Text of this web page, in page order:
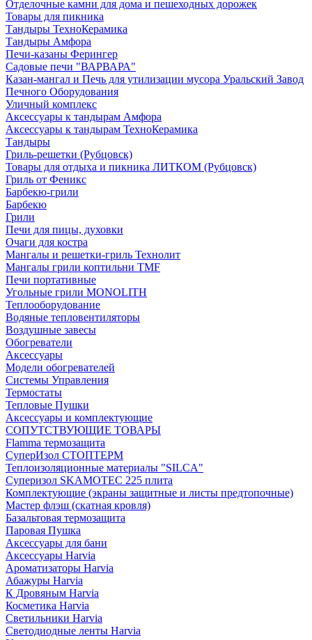
Отделочные камни для дома и пешеходных дорожек
Товары для пикника
Тандыры ТехноКерамика
Тандыры Амфора
Печи-казаны Ферингер
Садовые печи "ВАРВАРА"
Казан-мангал и Печь для утилизации мусора Уральский Завод
Печного Оборудования
Уличный комплекс
Аксессуары к тандырам Амфора
Аксессуары к тандырам ТехноКерамика
Тандыры
Гриль-решетки (Рубцовск)
Товары для отдыха и пикника ЛИТКОМ (Рубцовск)
Гриль от Феникс
Барбекю-грили
Барбекю
Грили
Печи для пицы, духовки
Очаги для костра
Мангалы и решетки-гриль Технолит
Мангалы грили коптильни TMF
Печи портативные
Угольные грили MONOLITH
Теплооборудование
Водяные тепловентиляторы
Воздушные завесы
Обогреватели
Аксессуары
Модели обогревателей
Системы Управления
Термостаты
Тепловые Пушки
Аксессуары и комплектующие
СОПУТСТВУЮЩИЕ ТОВАРЫ
Flamma термозащита
СуперИзол СТОПТЕРМ
Теплоизоляционные материалы "SILCA"
Суперизол SKAMOTEC 225 плита
Комплектующие (экраны защитные и листы предтопочные)
Мастер флэш (скатная кровля)
Базальтовая термозащита
Паровая Пушка
Аксессуары для бани
Аксессуары Harvia
Ароматизаторы Harvia
Абажуры Harvia
К Дровяным Harvia
Косметика Harvia
Светильники Harvia
Светодиодные ленты Harvia